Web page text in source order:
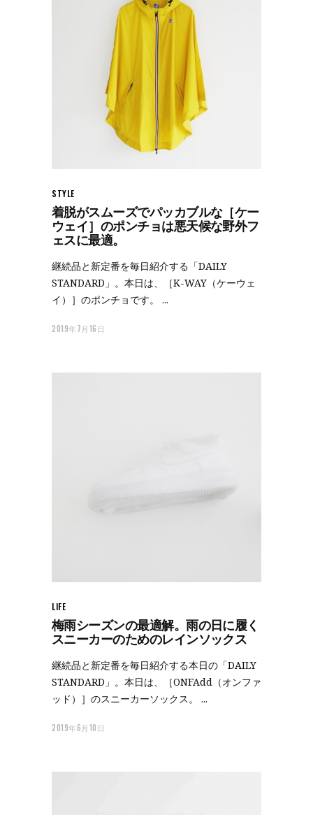
STYLE
着脱がスムーズでパッカブルな［ケー
ウェイ］のポンチョは悪天候な野外フ
ェスに最適。
継続品と新定番を毎日紹介する「DAILY
STANDARD」。本日は、［K-WAY（ケーウェ
イ）］のポンチョです。
2019年7月16日
LIFE
梅雨シーズンの最適解。雨の日に履く
スニーカーのためのレインソックス
継続品と新定番を毎日紹介する本日の「DAILY
STANDARD」。本日は、［ONFAdd（オンファ
ッド）］のスニーカーソックス。
2019年6月10日